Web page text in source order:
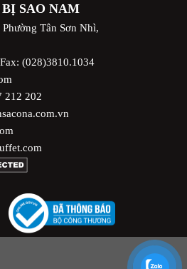
SAO NAM
Tân Sơn Nhì,
(028)3810.1034
212 202